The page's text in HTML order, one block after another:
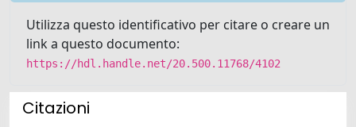
Utilizza questo identificativo per citare o creare un
link a questo documento:
https://hdl.handle.net/20.500.11768/4102
Citazioni